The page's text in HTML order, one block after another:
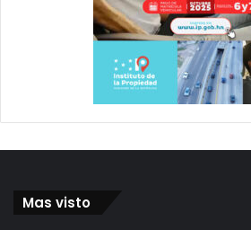
Mas visto